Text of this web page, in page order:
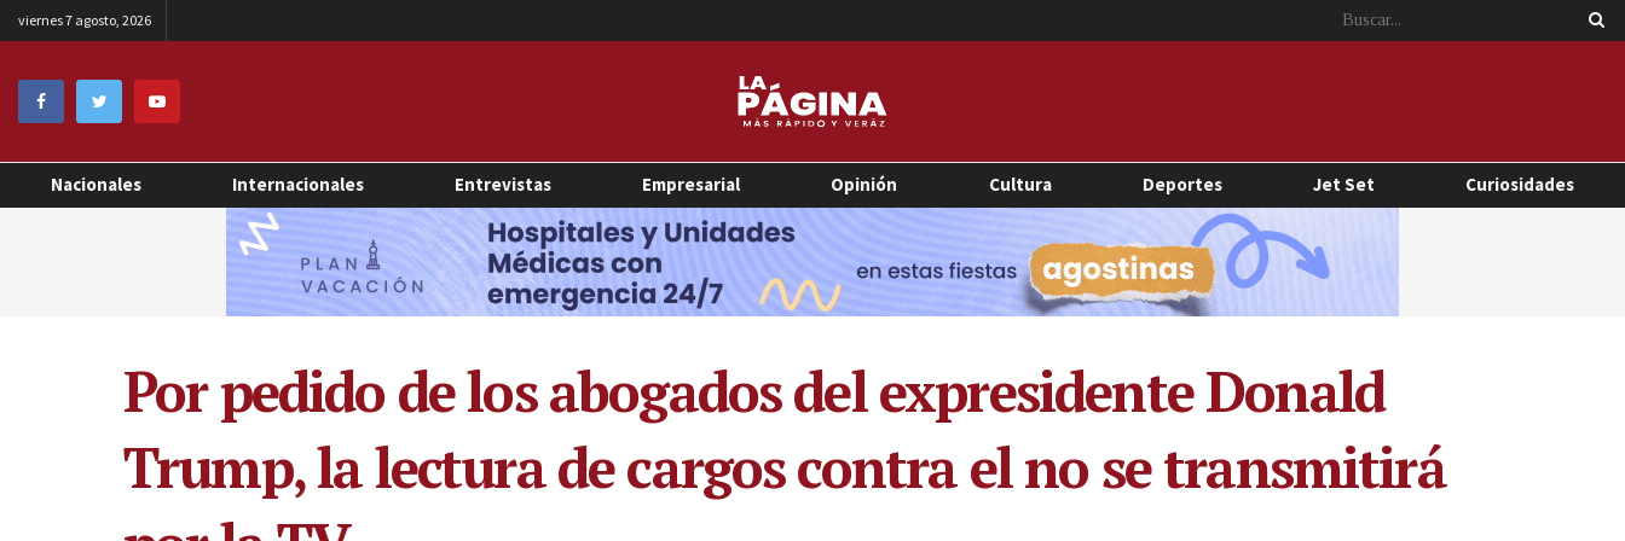
viernes 7 agosto, 2026
Nacionales Internacionales Entrevistas Empresarial Opinión Cultura Deportes Jet Set Curiosidades
Por pedido de los abogados del expresidente Donald
Trump, la lectura de cargos contra el no se transmitirá